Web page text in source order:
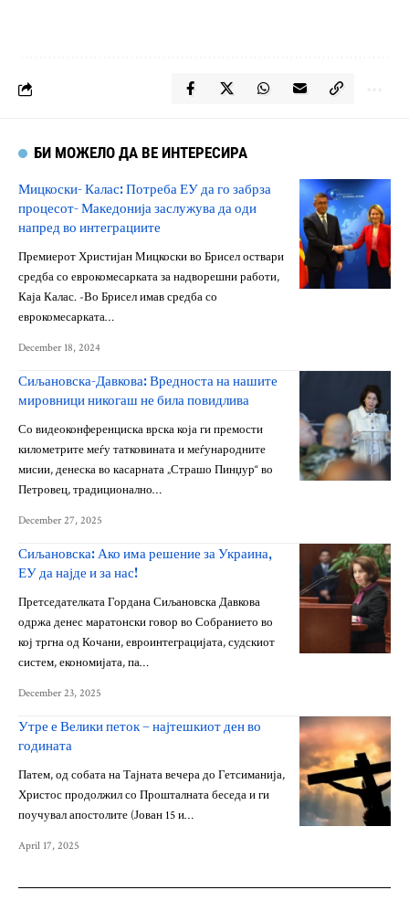
БИ МОЖЕЛО ДА ВЕ ИНТЕРЕСИРА
Мицкоски- Калас: Потреба ЕУ да го забрза
процесот- Македонија заслужува да оди
напред во интеграциите
Премиерот Христијан Мицкоски во Брисел оствари
средба со еврокомесарката за надворешни работи,
Каја Калас. -Во Брисел имав средба со
еврокомесарката…
December 18, 2024
Сиљановска-Давкова: Вредноста на нашите
мировници никогаш не била повидлива
Со видеоконференциска врска која ги премости
километрите меѓу татковината и меѓународните
мисии, денеска во касарната „Страшо Пинџур“ во
Петровец, традиционално…
December 27, 2025
Сиљановска: Ако има решение за Украина,
ЕУ да најде и за нас!
Претседателката Гордана Сиљановска Давкова
одржа денес маратонски говор во Собранието во
кој тргна од Кочани, евроинтеграцијата, судскиот
систем, економијата, па…
December 23, 2025
Утре е Велики петок – најтешкиот ден во
годината
Патем, од собата на Тајната вечера до Гетсиманија,
Христос продолжил со Прошталната беседа и ги
поучувал апостолите (Јован 15 и…
April 17, 2025